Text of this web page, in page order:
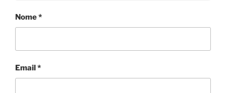
Nome*
Email*